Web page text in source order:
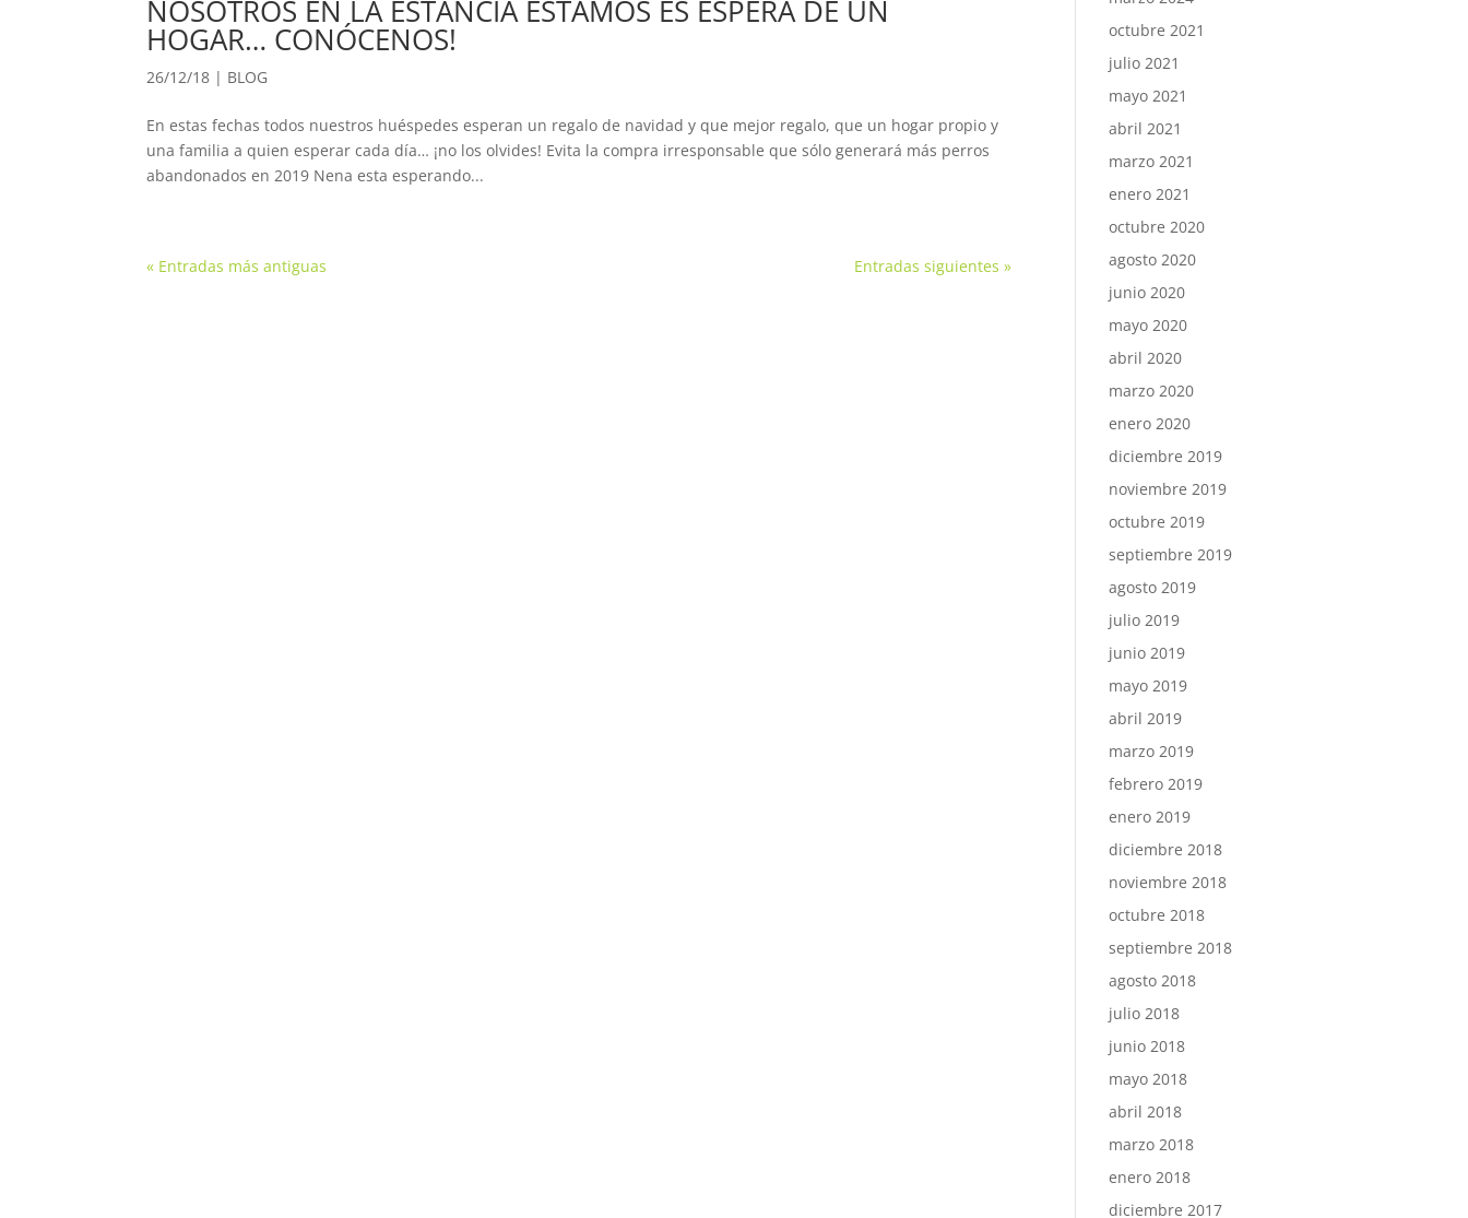
NOSOTROS EN LA ESTANCIA ESTAMOS ES ESPERA DE UN
HOGAR… CONÓCENOS!
26/12/18 | BLOG
En estas fechas todos nuestros huéspedes esperan un regalo de navidad y que mejor regalo, que un hogar propio y
una familia a quien esperar cada día… ¡no los olvides! Evita la compra irresponsable que sólo generará más perros
abandonados en 2019 Nena esta esperando...
« Entradas más antiguas Entradas siguientes »
octubre 2021
julio 2021
mayo 2021
abril 2021
marzo 2021
enero 2021
octubre 2020
agosto 2020
junio 2020
mayo 2020
abril 2020
marzo 2020
enero 2020
diciembre 2019
noviembre 2019
octubre 2019
septiembre 2019
agosto 2019
julio 2019
junio 2019
mayo 2019
abril 2019
marzo 2019
febrero 2019
enero 2019
diciembre 2018
noviembre 2018
octubre 2018
septiembre 2018
agosto 2018
julio 2018
junio 2018
mayo 2018
abril 2018
marzo 2018
enero 2018
diciembre 2017